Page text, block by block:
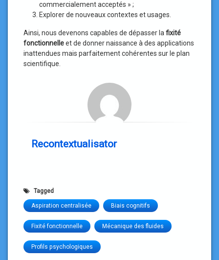
commercialement acceptés » ;
Explorer de nouveaux contextes et usages.
Ainsi, nous devenons capables de dépasser la fixité
fonctionnelleet de donner naissance à des applications
inattendues mais parfaitement cohérentes sur le plan
scientifique.
Recontextualisator
Tagged
Aspiration centralisée Biais cognitifs
Fixité fonctionnelle Mécanique des fluides
Profils psychologiques